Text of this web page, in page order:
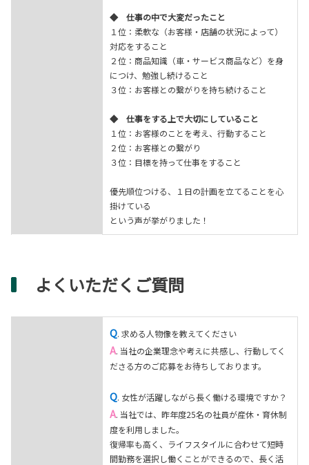
◆ 仕事の中で大変だったこと
１位：柔軟な（お客様・店舗の状況によって）
対応をすること
２位：商品知識（車・サービス商品など）を身
につけ、勉強し続けること
３位：お客様との繋がりを持ち続けること
◆ 仕事をする上で大切にしていること
１位：お客様のことを考え、行動すること
２位：お客様との繋がり
３位：目標を持って仕事をすること
優先順位つける、１日の計画を立てることを心
掛けている
という声が挙がりました！
よくいただくご質問
Q. 求める人物像を教えてください
A. 当社の企業理念や考えに共感し、行動してく
ださる方のご応募をお待ちしております。
Q. 女性が活躍しながら長く働ける環境ですか？
A. 当社では、昨年度25名の社員が産休・育休制
度を利用しました。
復帰率も高く、ライフスタイルに合わせて短時
間勤務を選択し働くことができるので、長く活